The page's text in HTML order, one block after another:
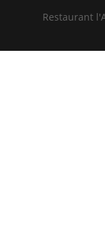
Restaurant